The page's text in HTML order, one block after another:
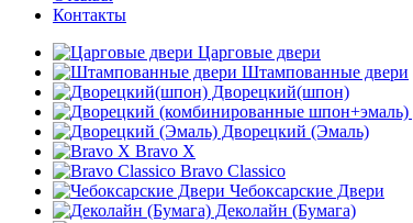
Контакты
Царговые двери
Штампованные двери
Дворецкий(шпон)
Дворецкий (Эмаль)
Bravo X
Bravo Classico
Чебоксарские Двери
Деколайн (Бумага)